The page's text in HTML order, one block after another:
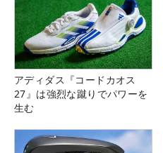
アディダス『コードカオス
27』は強烈な蹴りでパワーを
生む